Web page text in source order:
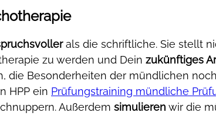
als die schriftliche. Sie stellt
zu werden und Dein zukünftiges
die Besonderheiten der mündlichen
HPP ein Prüfungstraining mündliche
Außerdem simulieren wir die